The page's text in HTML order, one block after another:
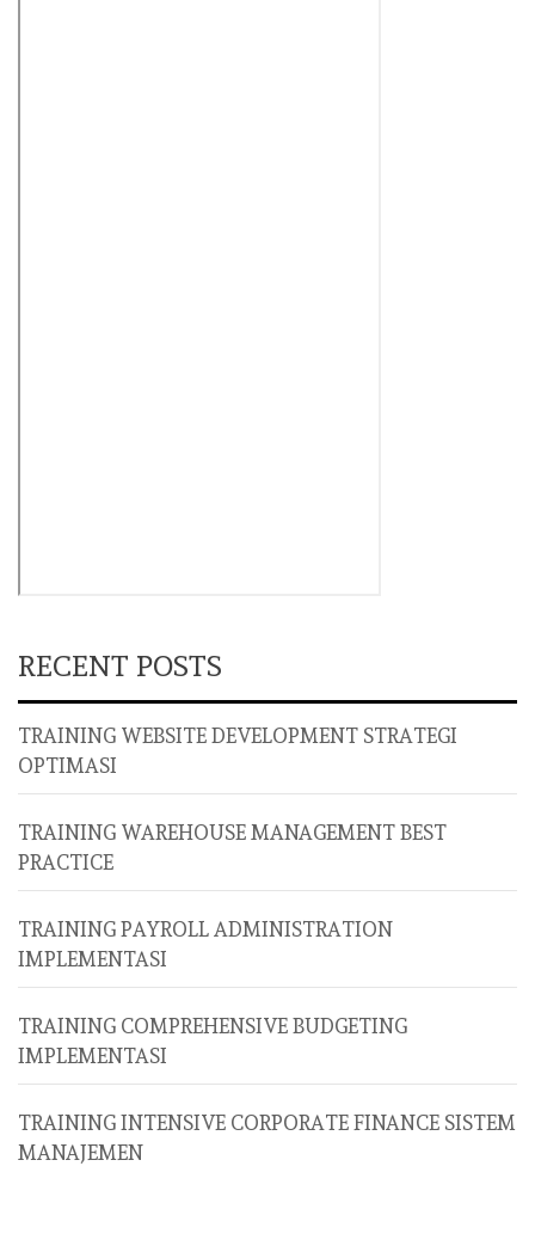
RECENT POSTS
TRAINING WEBSITE DEVELOPMENT STRATEGI
OPTIMASI
TRAINING WAREHOUSE MANAGEMENT BEST
PRACTICE
TRAINING PAYROLL ADMINISTRATION
IMPLEMENTASI
TRAINING COMPREHENSIVE BUDGETING
IMPLEMENTASI
TRAINING INTENSIVE CORPORATE FINANCE SISTEM
MANAJEMEN